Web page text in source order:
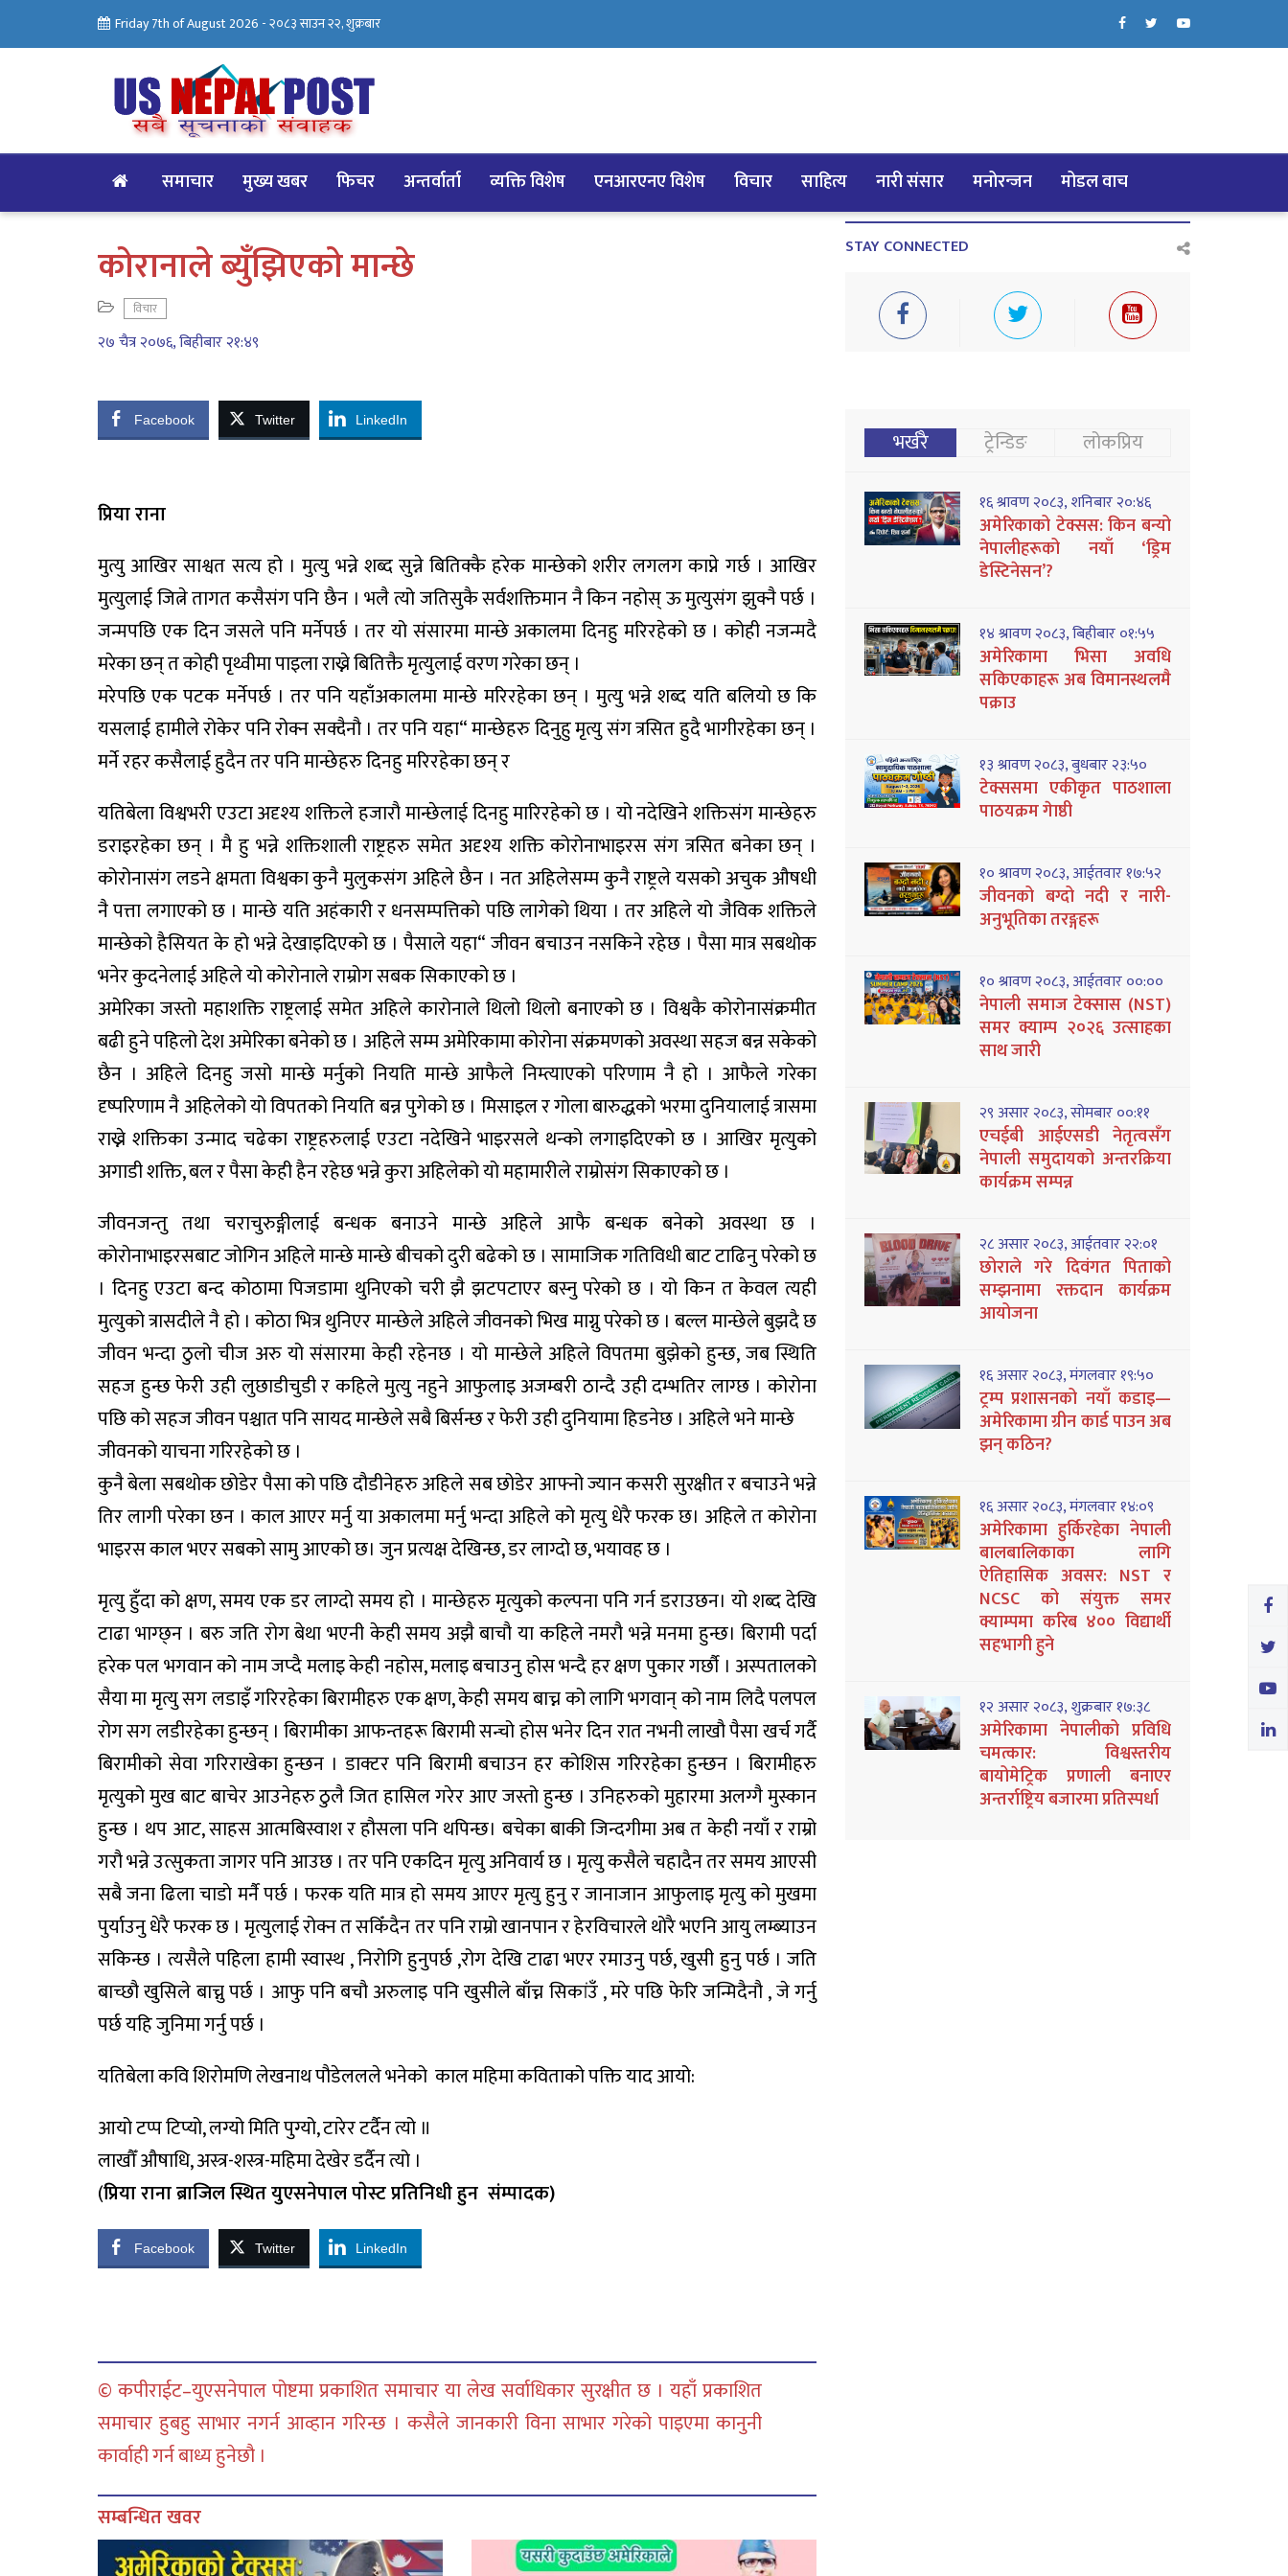
Friday 7th of August 2026 -२०८३ साउन २२, शुक्रबार
समाचार मुख्य खबर फिचर अन्तर्वार्ता व्यक्ति विशेष एनआरएनए विशेष विचार साहित्य नारी संसार मनोरन्जन मोडल वाच
कोरानाले ब्युँझिएकाे मान्छे
विचार
२७ चैत्र २०७६, बिहीबार २१:४९
Facebook Twitter LinkedIn
प्रिया राना
मुत्यु आखिर साश्वत सत्य हो । मुत्यु भन्ने शब्द सुन्ने बितिक्कै हरेक मान्छेको शरीर लगलग काप्ने गर्छ । आखिर
मुत्युलाई जित्ने तागत कसैसंग पनि छैन । भलै त्यो जतिसुकै सर्वशक्तिमान नै किन नहोस् ऊ मुत्युसंग झुक्नै पर्छ ।
जन्मपछि एक दिन जसले पनि मर्नेपर्छ । तर यो संसारमा मान्छे अकालमा दिनहु मरिरहेको छ । कोही नजन्मदै
मरेका छन् त कोही पृथ्वीमा पाइला राख्ने बितिक्तै मृत्युलाई वरण गरेका छन् ।
मरेपछि एक पटक मर्नेपर्छ । तर पनि यहाँअकालमा मान्छे मरिरहेका छन् । मुत्यु भन्ने शब्द यति बलियो छ कि
यसलाई हामीले रोकेर पनि रोक्न सक्दैनौ । तर पनि यहा“ मान्छेहरु दिनुहु मृत्यु संग त्रसित हुदै भागीरहेका छन् ।
मर्ने रहर कसैलाई हुदैन तर पनि मान्छेहरु दिनहु मरिरहेका छन् र
यतिबेला विश्वभरी एउटा अदृश्य शक्तिले हजारौ मान्छेलाई दिनहु मारिरहेको छ । यो नदेखिने शक्तिसंग मान्छेहरु
डराइरहेका छन् । मै हु भन्ने शक्तिशाली राष्ट्रहरु समेत अदृश्य शक्ति कोरोनाभाइरस संग त्रसित बनेका छन् ।
कोरोनासंग लडने क्षमता विश्वका कुनै मुलुकसंग अहिले छैन । नत अहिलेसम्म कुनै राष्ट्रले यसको अचुक औषधी
नै पत्ता लगाएको छ । मान्छे यति अहंकारी र धनसम्पत्तिको पछि लागेको थिया । तर अहिले यो जैविक शक्तिले
मान्छेको हैसियत के हो भन्ने देखाइदिएको छ । पैसाले यहा“ जीवन बचाउन नसकिने रहेछ । पैसा मात्र सबथोक
भनेर कुदनेलाई अहिले यो कोरोनाले राम्रोग सबक सिकाएको छ ।
अमेरिका जस्तो महाशक्ति राष्ट्रलाई समेत अहिले कारोनाले थिलो थिलो बनाएको छ । विश्वकै कोरोनासंक्रमीत
बढी हुने पहिलो देश अमेरिका बनेको छ । अहिले सम्म अमेरिकामा कोरोना संक्रमणको अवस्था सहज बन्न सकेको
छैन । अहिले दिनहु जसो मान्छे मर्नुको नियति मान्छे आफैले निम्त्याएको परिणाम नै हो । आफैले गरेका
दृष्परिणाम नै अहिलेको यो विपतको नियति बन्न पुगेको छ । मिसाइल र गोला बारुद्धको भरमा दुनियालाई त्रासमा
राख्ने शक्तिका उन्माद चढेका राष्ट्रहरुलाई एउटा नदेखिने भाइरसले थन्को लगाइदिएको छ । आखिर मृत्युको
अगाडी शक्ति, बल र पैसा केही हैन रहेछ भन्ने कुरा अहिलेको यो महामारीले राम्रोसंग सिकाएको छ ।
जीवनजन्तु तथा चराचुरुङ्गीलाई बन्धक बनाउने मान्छे अहिले आफै बन्धक बनेको अवस्था छ ।
कोरोनाभाइरसबाट जोगिन अहिले मान्छे मान्छे बीचको दुरी बढेको छ । सामाजिक गतिविधी बाट टाढिनु परेको छ
। दिनहु एउटा बन्द कोठामा पिजडामा थुनिएको चरी झै झटपटाएर बस्नु परेको छ । यो किन त केवल त्यही
मुत्युको त्रासदीले नै हो । कोठा भित्र थुनिएर मान्छेले अहिले जीवनको भिख माग्नु परेको छ । बल्ल मान्छेले बुझदै छ
जीवन भन्दा ठुलो चीज अरु यो संसारमा केही रहेनछ । यो मान्छेले अहिले विपतमा बुझेको हुन्छ, जब स्थिति
सहज हुन्छ फेरी उही लुछाडीचुडी र कहिले मुत्यु नहुने आफुलाइ अजम्बरी ठान्दै उही दम्भतिर लाग्छ । कोरोना
पछि को सहज जीवन पश्चात पनि सायद मान्छेले सबै बिर्सन्छ र फेरी उही दुनियामा हिडनेछ । अहिले भने मान्छे
जीवनको याचना गरिरहेको छ ।
कुनै बेला सबथोक छोडेर पैसा को पछि दौडीनेहरु अहिले सब छोडेर आफ्नो ज्यान कसरी सुरक्षीत र बचाउने भन्ने
तिर लागी परेका छन । काल आएर मर्नु या अकालमा मर्नु भन्दा अहिले को मृत्यु धेरै फरक छ। अहिले त कोरोना
भाइरस काल भएर सबको सामु आएको छ। जुन प्रत्यक्ष देखिन्छ, डर लाग्दो छ, भयावह छ ।
मृत्यु हुँदा को क्षण, समय एक डर लाग्दो समय हो । मान्छेहरु मृत्युको कल्पना पनि गर्न डराउछन। यो शब्द देखि
टाढा भाग्छ्न । बरु जति रोग बेथा भएनी केही समय अझै बाचौ या कहिले नमरौ भन्ने मनमा हुन्छ। बिरामी पर्दा
हरेक पल भगवान को नाम जप्दै मलाइ केही नहोस, मलाइ बचाउनु होस भन्दै हर क्षण पुकार गर्छौ । अस्पतालको
सैया मा मृत्यु सग लडाइँ गरिरहेका बिरामीहरु एक क्षण, केही समय बाच्न को लागि भगवान् को नाम लिदै पलपल
रोग सग लडीरहेका हुन्छन् । बिरामीका आफन्तहरू बिरामी सन्चो होस भनेर दिन रात नभनी लाखौ पैसा खर्च गर्दै
बिरामीको सेवा गरिराखेका हुन्छन । डाक्टर पनि बिरामी बचाउन हर कोशिस गरिरहेका हुन्छन । बिरामीहरु
मृत्युको मुख बाट बाचेर आउनेहरु ठुलै जित हासिल गरेर आए जस्तो हुन्छ । उनिहरुको मुहारमा अलग्गै मुस्कान
हुन्छ । थप आट, साहस आत्मबिस्वाश र हौसला पनि थपिन्छ। बचेका बाकी जिन्दगीमा अब त केही नयाँ र राम्रो
गरौ भन्ने उत्सुकता जागर पनि आउछ । तर पनि एकदिन मृत्यु अनिवार्य छ । मृत्यु कसैले चहादैन तर समय आएसी
सबै जना ढिला चाडाे मर्नै पर्छ । फरक यति मात्र हो समय आएर मृत्यु हुनु र जानाजान आफुलाइ मृत्यु को मुखमा
पुर्याउनु धेरै फरक छ । मृत्युलाई रोक्न त सकिँदैन तर पनि राम्रो खानपान र हेरविचारले थोरै भएनि आयु लम्ब्याउन
सकिन्छ । त्यसैले पहिला हामी स्वास्थ , निरोगि हुनुपर्छ ,रोग देखि टाढा भएर रमाउनु पर्छ, खुसी हुनु पर्छ । जति
बाच्छौ खुसिले बाच्नु पर्छ । आफु पनि बचौ अरुलाइ पनि खुसीले बाँच्न सिकांउँ , मरे पछि फेरि जन्मिदैनौ , जे गर्नु
पर्छ यहि जुनिमा गर्नु पर्छ ।
यतिबेला कवि शिरोमणि लेखनाथ पौडेललले भनेको काल महिमा कविताको पक्ति याद आयो:
आयो टप्प टिप्यो, लग्यो मिति पुग्यो, टारेर टर्दैन त्यो ॥
लाखौँ औषाधि, अस्त्र-शस्त्र-महिमा देखेर डर्दैन त्यो ।
(प्रिया राना ब्राजिल स्थित युएसनेपाल पाेस्ट प्रतिनिधी हुन संम्पादक)
Facebook Twitter LinkedIn
© कपीराईट–युएसनेपाल पोष्टमा प्रकाशित समाचार या लेख सर्वाधिकार सुरक्षीत छ । यहाँ प्रकाशित
समाचार हुबहु साभार नगर्न आव्हान गरिन्छ । कसैले जानकारी विना साभार गरेको पाइएमा कानुनी
कार्वाही गर्न बाध्य हुनेछौ ।
सम्बन्धित खवर
STAY CONNECTED
भर्खरै ट्रेन्डिङ लोकप्रिय
१६ श्रावण २०८३, शनिबार २०:४६
अमेरिकाको टेक्सस: किन बन्यो
नेपालीहरूको नयाँ ‘ड्रिम
डेस्टिनेसन’?
१४ श्रावण २०८३, बिहीबार ०१:५५
अमेरिकामा भिसा अवधि
सकिएकाहरू अब विमानस्थलमै
पक्राउ
१३ श्रावण २०८३, बुधबार २३:५०
टेक्ससमा एकीकृत पाठशाला
पाठयक्रम गेाष्ठी
१० श्रावण २०८३, आईतवार १७:५२
जीवनको बग्दो नदी र नारी-
अनुभूतिका तरङ्गहरू
१० श्रावण २०८३, आईतवार ००:००
नेपाली समाज टेक्सास (NST)
समर क्याम्प २०२६ उत्साहका
साथ जारी
२९ असार २०८३, सोमबार ००:११
एचईबी आईएसडी नेतृत्वसँग
नेपाली समुदायको अन्तरक्रिया
कार्यक्रम सम्पन्न
२८ असार २०८३, आईतवार २२:०१
छोराले गरे दिवंगत पिताको
सम्झनामा रक्तदान कार्यक्रम
आयोजना
१६ असार २०८३, मंगलवार १९:५०
ट्रम्प प्रशासनको नयाँ कडाइ—
अमेरिकामा ग्रीन कार्ड पाउन अब
झन् कठिन?
१६ असार २०८३, मंगलवार १४:०९
अमेरिकामा हुर्किरहेका नेपाली
बालबालिकाका लागि
ऐतिहासिक अवसर: NST र
NCSC को संयुक्त समर
क्याम्पमा करिब ४०० विद्यार्थी
सहभागी हुने
१२ असार २०८३, शुक्रबार १७:३८
अमेरिकामा नेपालीको प्रविधि
चमत्कार: विश्वस्तरीय
बायोमेट्रिक प्रणाली बनाएर
अन्तर्राष्ट्रिय बजारमा प्रतिस्पर्धा